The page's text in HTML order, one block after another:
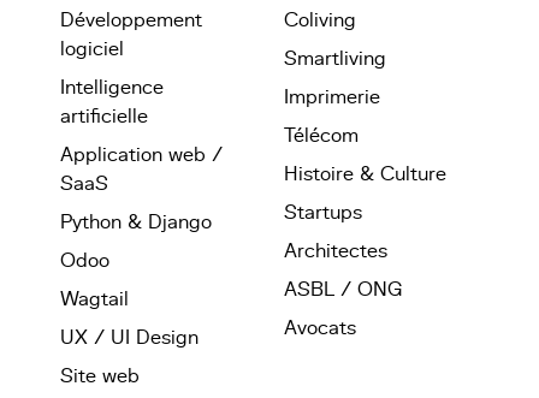
Développement
logiciel
Intelligence
artificielle
Application web /
SaaS
Python & Django
Odoo
Wagtail
UX / UI Design
Site web
Coliving
Smartliving
Imprimerie
Télécom
Histoire & Culture
Startups
Architectes
ASBL / ONG
Avocats